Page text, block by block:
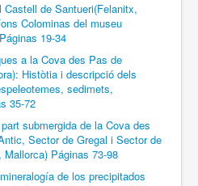
de Santueri(Felanitx,
Colominas del museu
19-34
a la Cova des Pas de
Històtia i descripció dels
sedimets,
35-72
submergida de la Cova des
Sector de Gregal i Sector de
Páginas 73-98
de los precipitados